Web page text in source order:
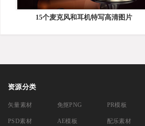
15个麦克风和耳机特写高清图片
资源分类
矢量素材
PSD素材
免抠PNG
AE模板
PR模板
配乐素材